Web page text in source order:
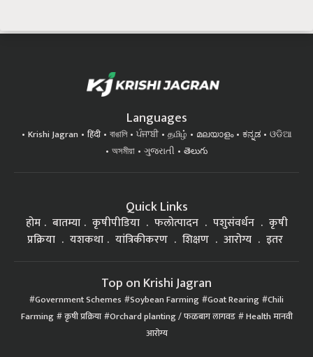
Languages
Krishi Jagran हिंदी বাঙালি ਪੰਜਾਬੀ தமிழ் മലയാളം ಕನ್ನಡ
ଓଡିଆ
অসমীয়া
ગુજરાતી తెలుగు
Quick Links
होम बातम्या कृषीपीडिया फलोत्पादन पशुसंवर्धन
कृषी
प्रक्रिया
यशकथा यांत्रिकीकरण शिक्षण आरोग्य इतर
Top on Krishi Jagran
Government Schemes Soybean Farming Goat Rearing Chili
Farming कृषी प्रक्रिया Orchard planting / फळबाग लागवड Health मानवी
आरोग्य